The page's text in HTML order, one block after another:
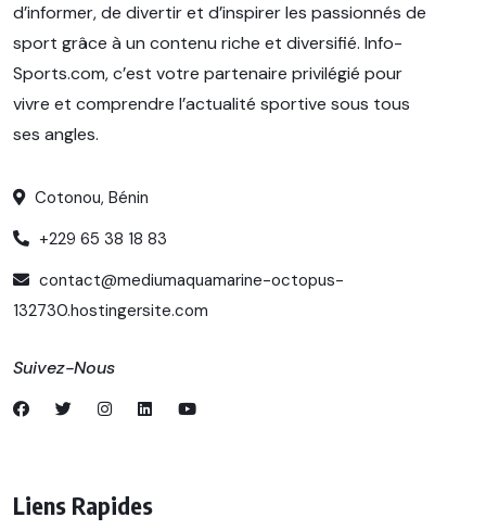
d’informer, de divertir et d’inspirer les passionnés de
sport grâce à un contenu riche et diversifié. Info-
Sports.com, c’est votre partenaire privilégié pour
vivre et comprendre l’actualité sportive sous tous
ses angles.
Cotonou, Bénin
+229 65 38 18 83
contact@mediumaquamarine-octopus-
132730.hostingersite.com
Suivez-Nous
Liens Rapides